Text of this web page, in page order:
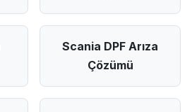
Scania DPF Arıza
Çözümü